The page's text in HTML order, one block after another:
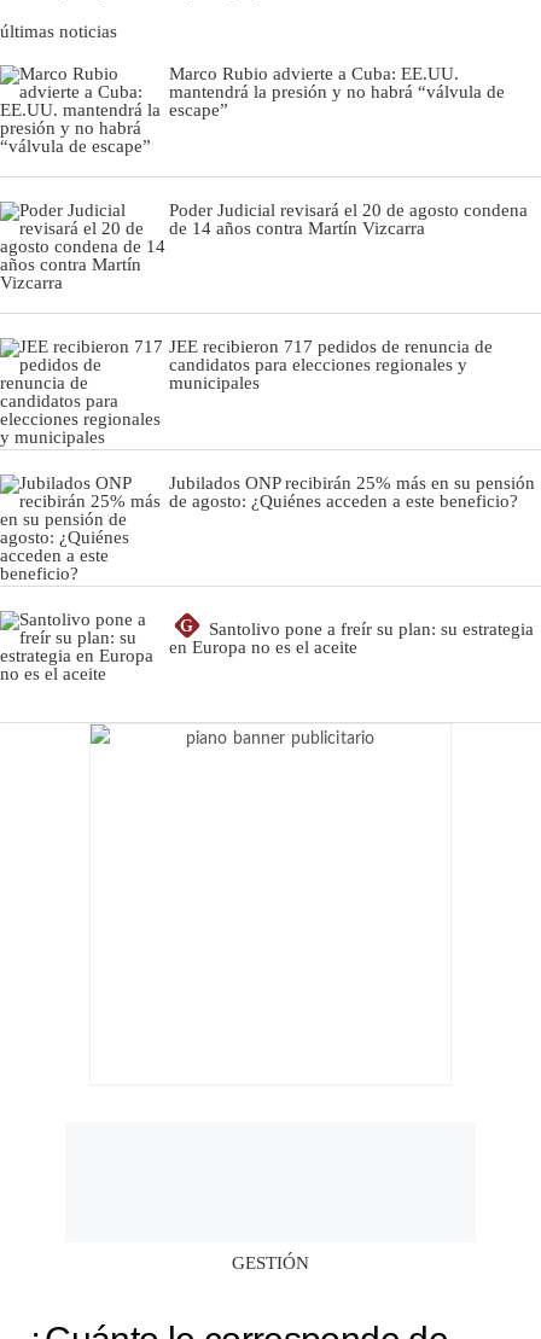
últimas noticias
Marco Rubio advierte a Cuba: EE.UU.
mantendrá la presión y no habrá “válvula de
escape”
Poder Judicial revisará el 20 de agosto condena
de 14 años contra Martín Vizcarra
JEE recibieron 717 pedidos de renuncia de
candidatos para elecciones regionales y
municipales
Jubilados ONP recibirán 25% más en su pensión
de agosto: ¿Quiénes acceden a este beneficio?
G
Santolivo pone a freír su plan: su estrategia
en Europa no es el aceite